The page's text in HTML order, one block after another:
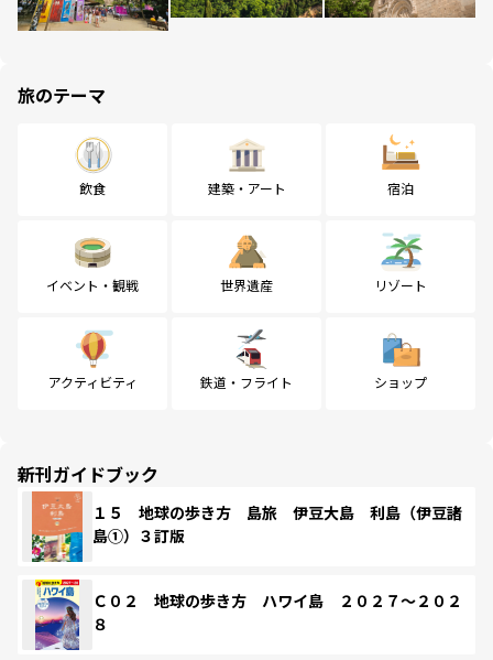
旅のテーマ
飲食 建築・アート 宿泊
イベント・観戦 世界遺産 リゾート
アクティビティ 鉄道・フライト ショップ
新刊ガイドブック
１５ 地球の歩き方 島旅 伊豆大島 利島（伊豆諸
島①）３訂版
Ｃ０２ 地球の歩き方 ハワイ島 ２０２７～２０２
８